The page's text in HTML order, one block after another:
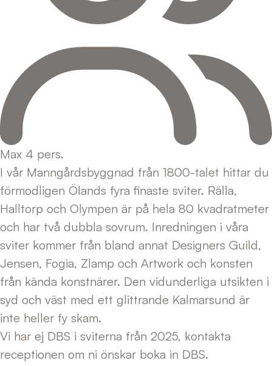
Max 4 pers.
I vår Manngårdsbyggnad från 1800-talet hittar du
förmodligen Ölands fyra finaste sviter. Rälla,
Halltorp och Olympen är på hela 80 kvadratmeter
och har två dubbla sovrum. Inredningen i våra
sviter kommer från bland annat Designers Guild,
Jensen, Fogia, Zlamp och Artwork och konsten
från kända konstnärer. Den vidunderliga utsikten i
syd och väst med ett glittrande Kalmarsund är
inte heller fy skam.
Vi har ej DBS i sviterna från 2025, kontakta
receptionen om ni önskar boka in DBS.